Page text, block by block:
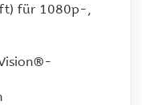
für 1080p-,